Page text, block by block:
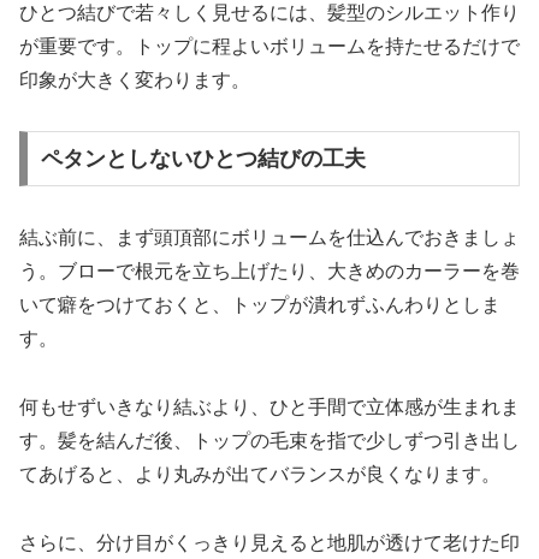
ひとつ結びで若々しく見せるには、髪型のシルエット作り
が重要です。トップに程よいボリュームを持たせるだけで
印象が大きく変わります。
ペタンとしないひとつ結びの工夫
結ぶ前に、まず頭頂部にボリュームを仕込んでおきましょ
う。ブローで根元を立ち上げたり、大きめのカーラーを巻
いて癖をつけておくと、トップが潰れずふんわりとしま
す。
何もせずいきなり結ぶより、ひと手間で立体感が生まれま
す。髪を結んだ後、トップの毛束を指で少しずつ引き出し
てあげると、より丸みが出てバランスが良くなります。
さらに、分け目がくっきり見えると地肌が透けて老けた印